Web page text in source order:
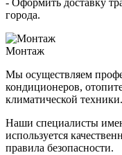
- Оформить доставку
города.
Монтаж
Мы осуществляем
кондиционеров,
климатической техники.
Наши специалисты
используется
правила безопасности.